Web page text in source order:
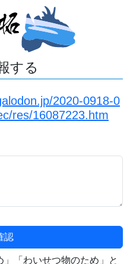
する
2020-0918-0
res/16087223.htm
認
「わいせつ物のため」と